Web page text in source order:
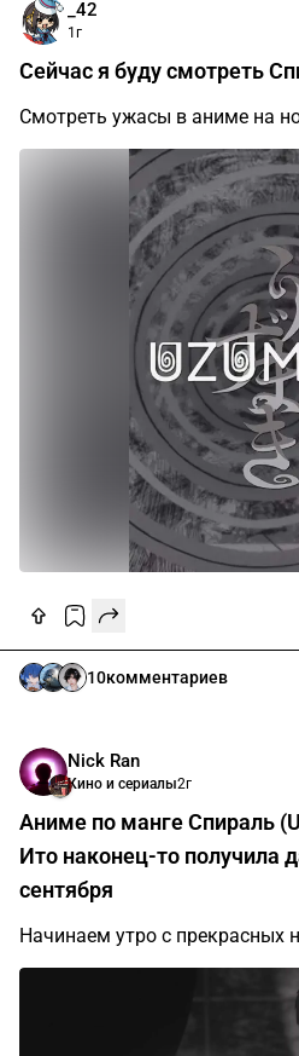
_42
1г
Сейчас я буду смотреть
Смотреть ужасы в аниме на
10комментариев
Nick Ran
Кино и сериалы2г
Аниме по манге Спираль
Ито наконец-то получила
сентября
Начинаем утро с прекрасных